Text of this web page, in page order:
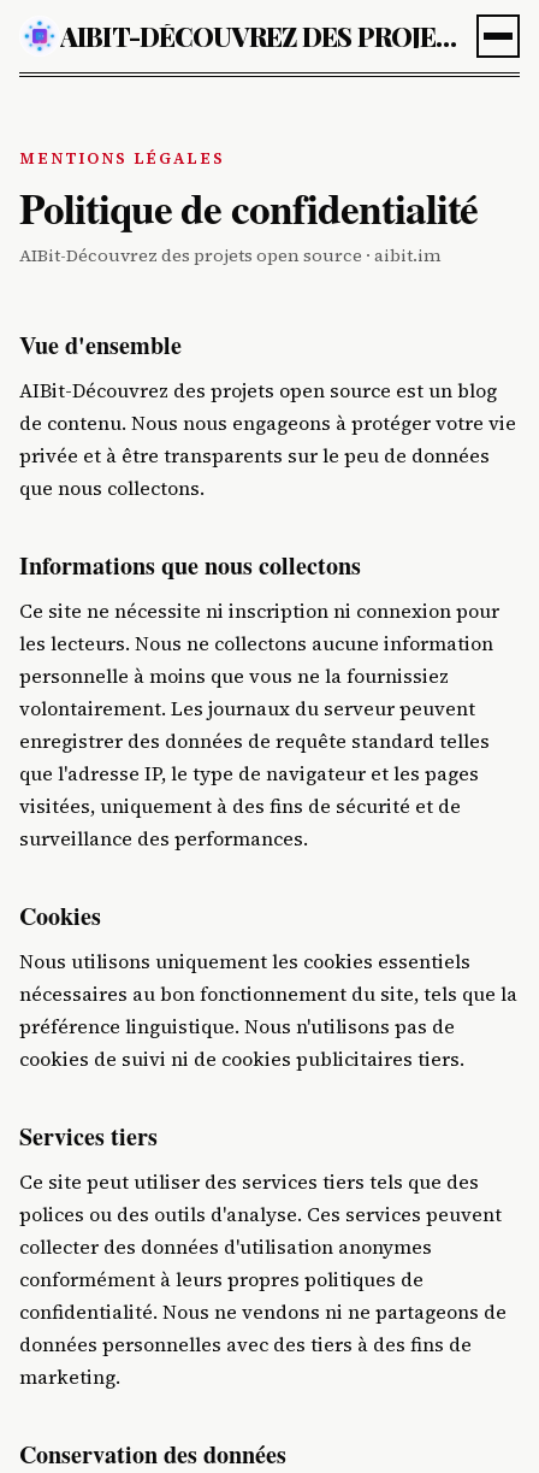
AIBIT-DÉCOUVREZ DES PROJETS OPEN SOURCE
MENTIONS LÉGALES
Politique de confidentialité
AIBit-Découvrez des projets open source · aibit.im
Vue d'ensemble
AIBit-Découvrez des projets open source est un blog
de contenu. Nous nous engageons à protéger votre vie
privée et à être transparents sur le peu de données
que nous collectons.
Informations que nous collectons
Ce site ne nécessite ni inscription ni connexion pour
les lecteurs. Nous ne collectons aucune information
personnelle à moins que vous ne la fournissiez
volontairement. Les journaux du serveur peuvent
enregistrer des données de requête standard telles
que l'adresse IP, le type de navigateur et les pages
visitées, uniquement à des fins de sécurité et de
surveillance des performances.
Cookies
Nous utilisons uniquement les cookies essentiels
nécessaires au bon fonctionnement du site, tels que la
préférence linguistique. Nous n'utilisons pas de
cookies de suivi ni de cookies publicitaires tiers.
Services tiers
Ce site peut utiliser des services tiers tels que des
polices ou des outils d'analyse. Ces services peuvent
collecter des données d'utilisation anonymes
conformément à leurs propres politiques de
confidentialité. Nous ne vendons ni ne partageons de
données personnelles avec des tiers à des fins de
marketing.
Conservation des données